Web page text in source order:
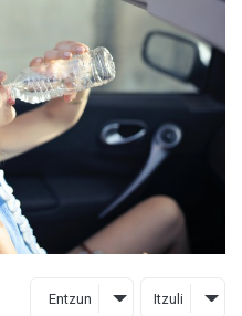
Entzun Itzuli